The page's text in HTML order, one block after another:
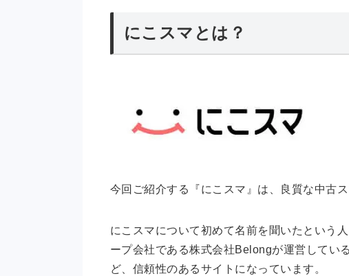
にこスマとは？
今回ご紹介する『にこスマ』は、良質な中古
にこスマについて初めて名前を聞いたという
ープ会社である株式会社Belongが運営してい
ど、信頼性のあるサイトになっています。